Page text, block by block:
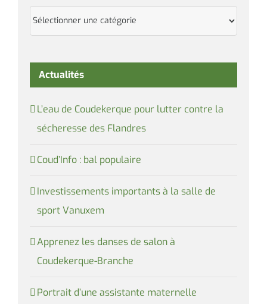
Catégories
Actualités
L’eau de Coudekerque pour lutter contre la
sécheresse des Flandres
Coud’Info : bal populaire
Investissements importants à la salle de
sport Vanuxem
Apprenez les danses de salon à
Coudekerque-Branche
Portrait d’une assistante maternelle